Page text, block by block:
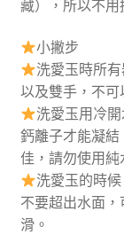
藏），所以不用
小撇步
洗愛玉時所
以及雙手，不可
洗愛玉用冷
鈣離子才能凝
佳，請勿使用
洗愛玉的時
不要超出水面
滑。